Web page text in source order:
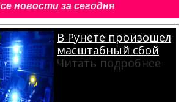
новости за сегодня
В Рунете произошел
масштабный сбой
Читать подробнее